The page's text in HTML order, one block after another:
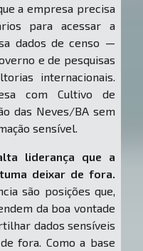
a empresa precisa
para acessar a
dados de censo —
e de pesquisas
internacionais.
com Cultivo de
das Neves/BA sem
sensível.
liderança que a
deixar de fora.
são posições que,
da boa vontade
dados sensíveis
fora. Como a base